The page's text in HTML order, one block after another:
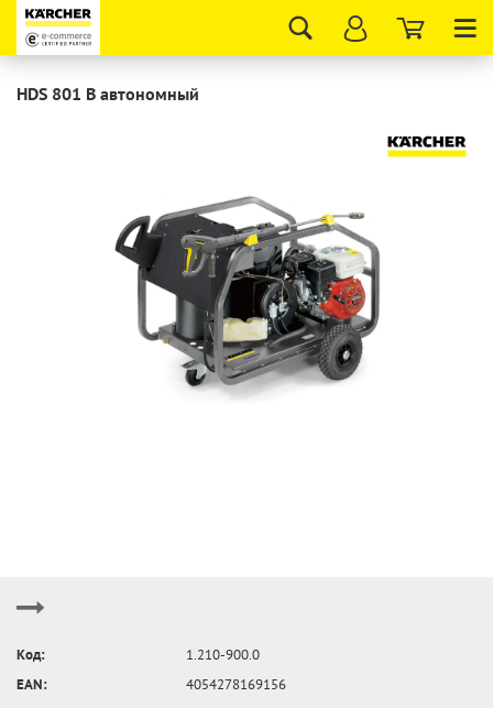
HDS 801 B автономный
Код:
1.210-900.0
EAN:
4054278169156